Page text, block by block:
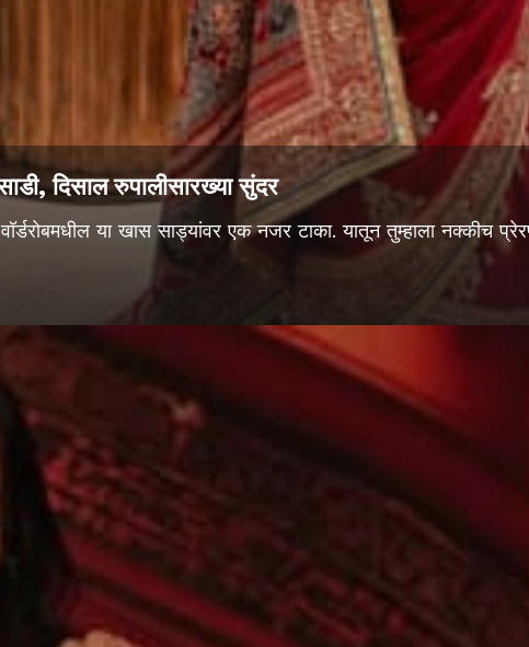
दिसाल रुपालीसारख्या सुंदर
या खास साड्यांवर एक नजर टाका. यातून तुम्हाला नक्कीच